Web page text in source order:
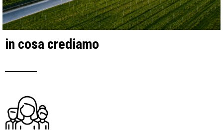
in cosa crediamo